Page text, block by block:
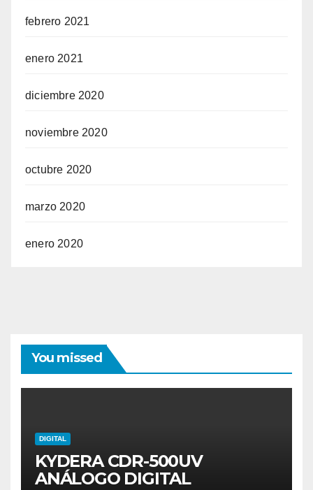
febrero 2021
enero 2021
diciembre 2020
noviembre 2020
octubre 2020
marzo 2020
enero 2020
You missed
DIGITAL
KYDERA CDR-500UV
ANÁLOGO DIGITAL